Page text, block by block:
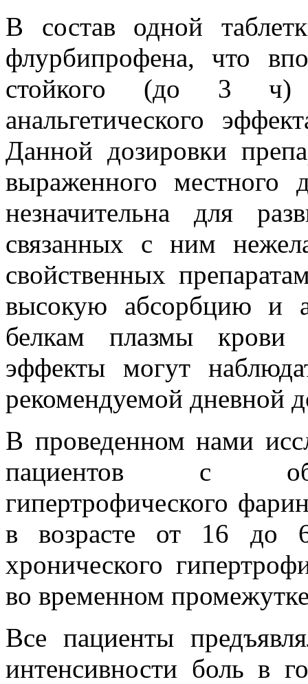
В состав одной
флурбипрофена, что
стойкого (до 3 ч)
анальгетического
Данной дозировки
выраженного
незначительна для
связанных с ним
свойственных
высокую абсорбцию и
белкам плазмы крови
эффекты могут
рекомендуемой дневной
В проведенном нами
пациентов с
гипертрофического
в возрасте от 16 до
хронического
во временном
Все пациенты
интенсивности боль в